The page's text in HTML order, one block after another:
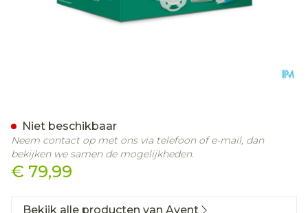
€ 79,99
Niet beschikbaar
Neem contact op met ons via telefoon of e-mail, dan
bekijken we samen de mogelijkheden.
Bekijk alle producten van Avent